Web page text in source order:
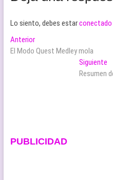
Lo siento, debes estarconectado
Navegación
de
AnteriorEntrada
anterior:
El Modo Quest Medley mola
Siguiente
Resumen
PUBLICIDAD